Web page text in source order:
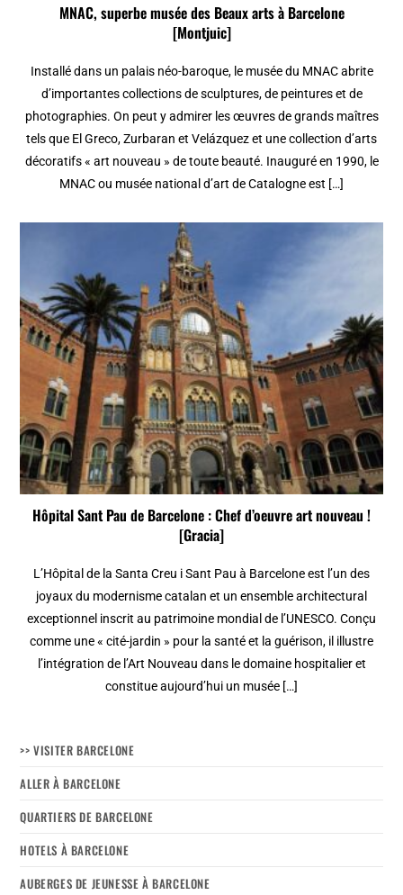
MNAC, superbe musée des Beaux arts à Barcelone
[Montjuic]
Installé dans un palais néo-baroque, le musée du MNAC abrite
d’importantes collections de sculptures, de peintures et de
photographies. On peut y admirer les œuvres de grands maîtres
tels que El Greco, Zurbaran et Velázquez et une collection d’arts
décoratifs « art nouveau » de toute beauté. Inauguré en 1990, le
MNAC ou musée national d’art de Catalogne est […]
Hôpital Sant Pau de Barcelone : Chef d’oeuvre art nouveau !
[Gracia]
L’Hôpital de la Santa Creu i Sant Pau à Barcelone est l’un des
joyaux du modernisme catalan et un ensemble architectural
exceptionnel inscrit au patrimoine mondial de l’UNESCO. Conçu
comme une « cité-jardin » pour la santé et la guérison, il illustre
l’intégration de l’Art Nouveau dans le domaine hospitalier et
constitue aujourd’hui un musée […]
>> VISITER BARCELONE
ALLER À BARCELONE
QUARTIERS DE BARCELONE
HOTELS À BARCELONE
AUBERGES DE JEUNESSE À BARCELONE